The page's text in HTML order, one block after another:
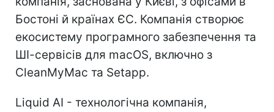
Бостоні й країнах ЄС. Компанія створює
екосистему програмного забезпечення та
ШІ-сервісів для macOS, включно з
CleanMyMac та Setapp.
Liquid AI - технологічна компанія,